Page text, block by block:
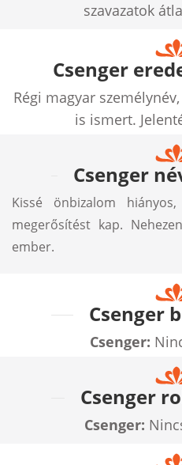
szavazatok
Csenger
Régi magyar
is ismert.
Csenger
Kissé önbizalom
megerősítést kap.
ember.
Csenger
Csenger:
Csenger
Csenger: